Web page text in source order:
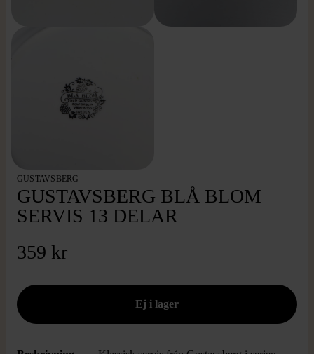
GUSTAVSBERG
GUSTAVSBERG BLÅ BLOM
SERVIS 13 DELAR
359 kr